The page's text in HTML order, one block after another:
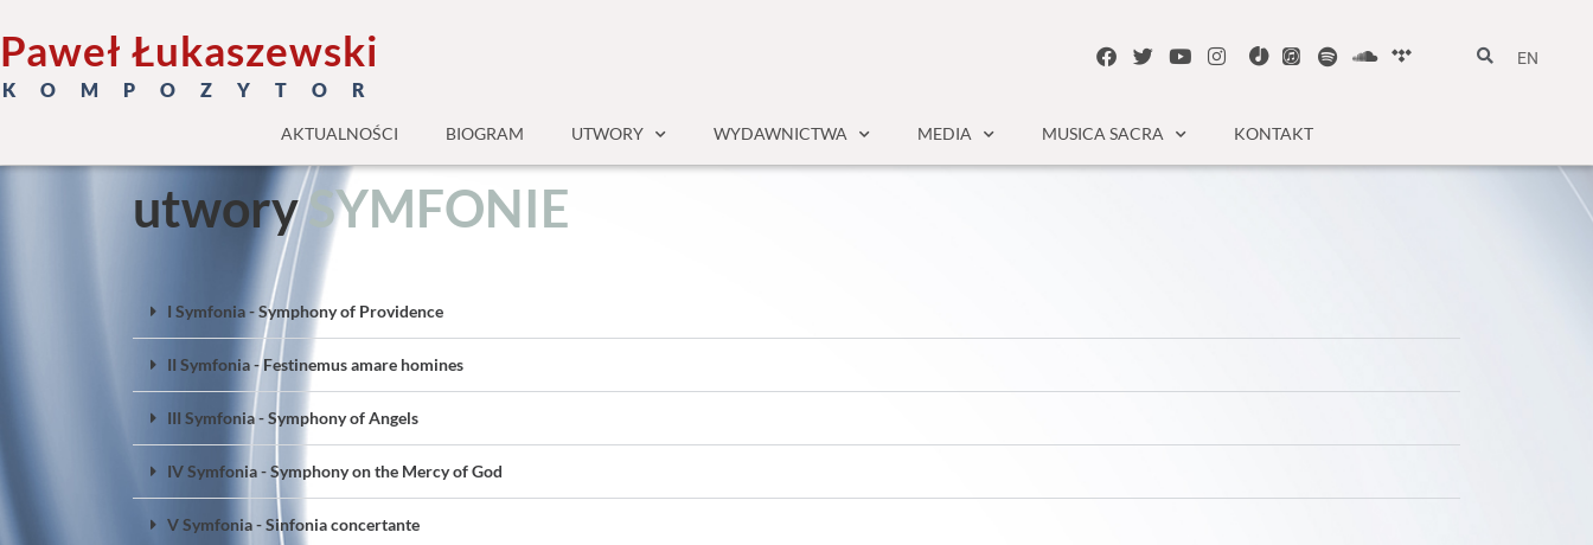
Paweł Łukaszewski
K O M P O Z Y T O R
EN
AKTUALNOŚCI BIOGRAM UTWORY WYDAWNICTWA MEDIA MUSICA SACRA KONTAKT
utworySYMFONIE
I Symfonia - Symphony of Providence
II Symfonia - Festinemus amare homines
III Symfonia - Symphony of Angels
IV Symfonia - Symphony on the Mercy of God
V Symfonia - Sinfonia concertante